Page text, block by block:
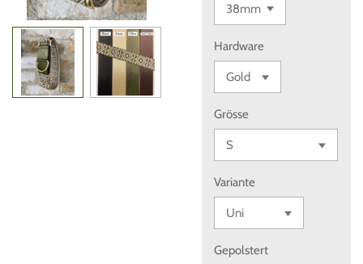
Hardware
Grösse
Variante
Gepolstert